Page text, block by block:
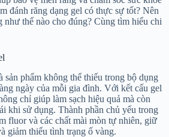
đánh răng dạng gel có thực sự tốt? Nên
như thế nào cho đúng? Cùng tìm hiểu chi
sản phẩm không thể thiếu trong bộ dụng
ngày của mỗi gia đình. Với kết cấu gel
chỉ giúp làm sạch hiệu quả mà còn
khi sử dụng. Thành phần chủ yếu trong
fluor và các chất mài mòn tự nhiên, giữ
giảm thiểu tình trạng ố vàng.